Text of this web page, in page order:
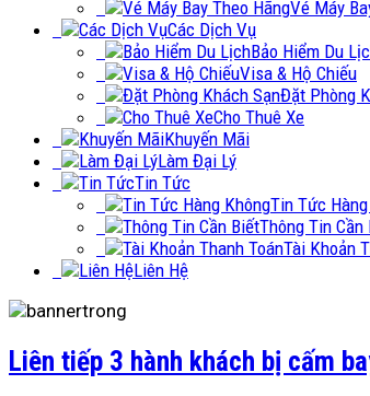
Vé Máy
Các Dịch Vụ
Bảo Hiểm Du
Visa & Hộ Chiếu
Đặt Phòng
Cho Thuê Xe
Khuyến Mãi
Làm Đại Lý
Tin Tức
Tin Tức
Thông Tin Cần
Tài Khoản
Liên Hệ
Liên tiếp 3 hành khách bị cấm